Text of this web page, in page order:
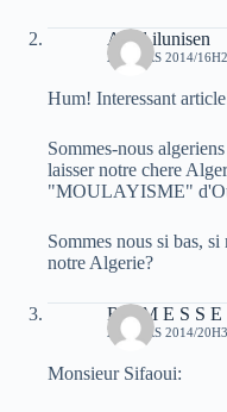
Aksil ilunisen
21 MARS 2014/
Hum! Interessant
Sommes-nous
laisser notre chere
"MOULAYISME"
Sommes nous si bas,
notre Algerie?
R A M E S S E
21 MARS 2014/
Monsieur Sifaoui: